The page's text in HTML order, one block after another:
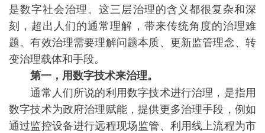
是数字社会治理。这三层治理的含义都很复杂和深
刻，超出人们的通常理解，带来传统角度的治理难
题。有效治理需要理解问题本质、更新监管理念、转
变治理载体和手段。
第一，用数字技术来治理。
通常人们所说的利用数字技术进行治理，是指用
数字技术为政府治理赋能，提供更多治理手段，例如
通过监控设备进行远程现场监管、利用线上流程为市